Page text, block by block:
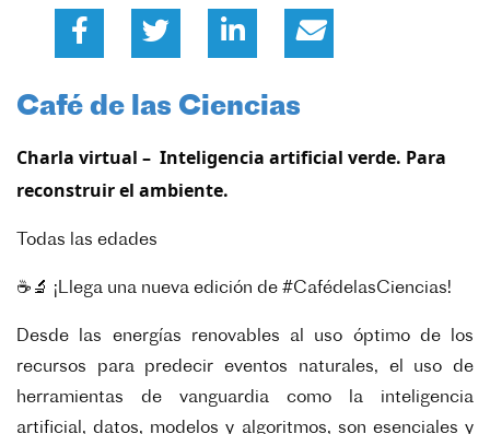
Café de las Ciencias
Charla virtual – Inteligencia artificial verde. Para
reconstruir el ambiente.
Todas las edades
☕🔬 ¡Llega una nueva edición de #CafédelasCiencias!
Desde las energías renovables al uso óptimo de los
recursos para predecir eventos naturales, el uso de
herramientas de vanguardia como la inteligencia
artificial, datos, modelos y algoritmos, son esenciales y